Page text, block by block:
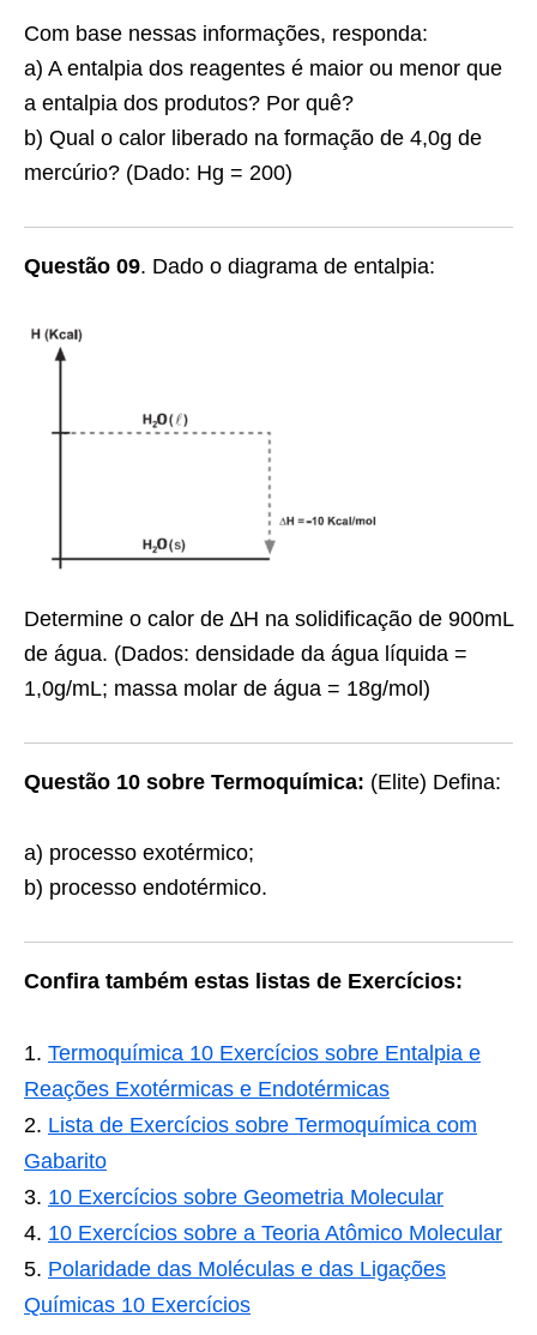
Com base nessas informações, responda:
a) A entalpia dos reagentes é maior ou menor que
a entalpia dos produtos? Por quê?
b) Qual o calor liberado na formação de 4,0g de
mercúrio? (Dado: Hg = 200)
Questão 09. Dado o diagrama de entalpia:
Determine o calor de ∆H na solidificação de 900mL
de água. (Dados: densidade da água líquida =
1,0g/mL; massa molar de água = 18g/mol)
Questão 10 sobre Termoquímica: (Elite) Defina:
a) processo exotérmico;
b) processo endotérmico.
Confira também estas listas de Exercícios:
Termoquímica 10 Exercícios sobre Entalpia e
Reações Exotérmicas e Endotérmicas
Lista de Exercícios sobre Termoquímica com
Gabarito
10 Exercícios sobre Geometria Molecular
10 Exercícios sobre a Teoria Atômico Molecular
Polaridade das Moléculas e das Ligações
Químicas 10 Exercícios